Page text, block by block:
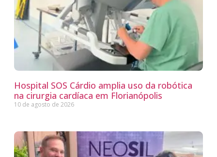
Hospital SOS Cárdio amplia uso da robótica
na cirurgia cardíaca em Florianópolis
10 de agosto de 2026